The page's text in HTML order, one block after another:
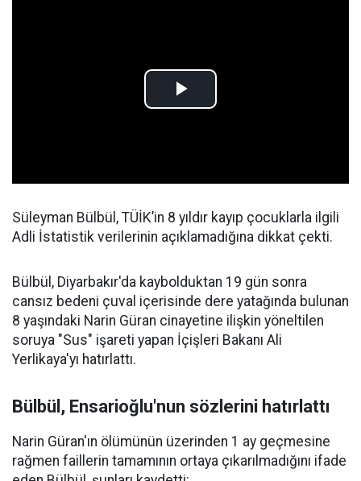
Süleyman Bülbül, TÜİK’in 8 yıldır kayıp çocuklarla ilgili
Adli İstatistik verilerinin açıklamadığına dikkat çekti.
Bülbül, Diyarbakır'da kaybolduktan 19 gün sonra
cansız bedeni çuval içerisinde dere yatağında bulunan
8 yaşındaki Narin Güran cinayetine ilişkin yöneltilen
soruya "Sus" işareti yapan İçişleri Bakanı Ali
Yerlikaya'yı hatırlattı.
Bülbül, Ensarioğlu'nun sözlerini hatırlattı
Narin Güran'ın ölümünün üzerinden 1 ay geçmesine
rağmen faillerin tamamının ortaya çıkarılmadığını ifade